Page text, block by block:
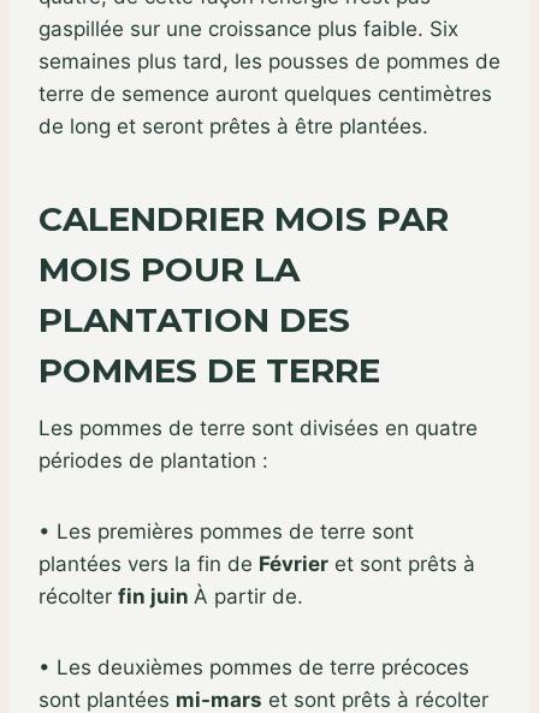
gaspillée sur une croissance plus faible. Six
semaines plus tard, les pousses de pommes de
terre de semence auront quelques centimètres
de long et seront prêtes à être plantées.
CALENDRIER MOIS PAR
MOIS POUR LA
PLANTATION DES
POMMES DE TERRE
Les pommes de terre sont divisées en quatre
périodes de plantation :
• Les premières pommes de terre sont
plantées vers la fin de Février et sont prêts à
récolter fin juin À partir de.
• Les deuxièmes pommes de terre précoces
sont plantées mi-mars et sont prêts à récolter